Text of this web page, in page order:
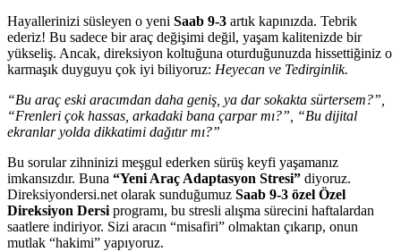
Hayallerinizi süsleyen o yeni Saab 9-3 artık kapınızda. Tebrik
ederiz! Bu sadece bir araç değişimi değil, yaşam kalitenizde bir
yükseliş. Ancak, direksiyon koltuğuna oturduğunuzda hissettiğiniz o
karmaşık duyguyu çok iyi biliyoruz: Heyecan ve Tedirginlik.
“Bu araç eski aracımdan daha geniş, ya dar sokakta sürtersem?”,
“Frenleri çok hassas, arkadaki bana çarpar mı?”, “Bu dijital
ekranlar yolda dikkatimi dağıtır mı?”
Bu sorular zihninizi meşgul ederken sürüş keyfi yaşamanız
imkansızdır. Buna “Yeni Araç Adaptasyon Stresi” diyoruz.
Direksiyondersi.net olarak sunduğumuz Saab 9-3 özel Özel
Direksiyon Dersi programı, bu stresli alışma sürecini haftalardan
saatlere indiriyor. Sizi aracın “misafiri” olmaktan çıkarıp, onun
mutlak “hakimi” yapıyoruz.